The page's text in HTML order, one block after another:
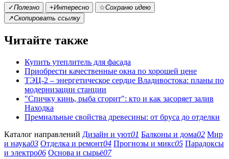
✓Полезно +Интересно ☆Сохраню идею
↗Скопировать ссылку
Читайте также
Купить утеплитель для фасада
Приобрести качественные окна по хорошей цене
ТЭЦ-2 – энергетическое сердце Владивостока: планы по
модернизации станции
"Спичку кинь, рыба сгорит": кто и как засоряет залив
Находка
Премиальные свойства древесины: от бруса до отделки
Каталог направлений Дизайн и уют01 Балконы и дома02 Мир
и наука03 Отделка и ремонт04 Прогнозы и микс05 Парадоксы
и электро06 Основа и сырьё07